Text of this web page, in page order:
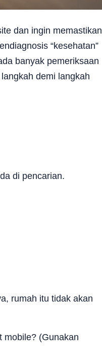
dan ingin memastikan
“kesehatan”
banyak pemeriksaan
demi langkah
di pencarian.
rumah itu tidak akan
mobile? (Gunakan